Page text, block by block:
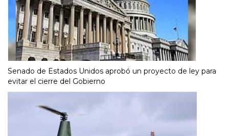
Senado de Estados Unidos aprobó un proyecto de ley para
evitar el cierre del Gobierno